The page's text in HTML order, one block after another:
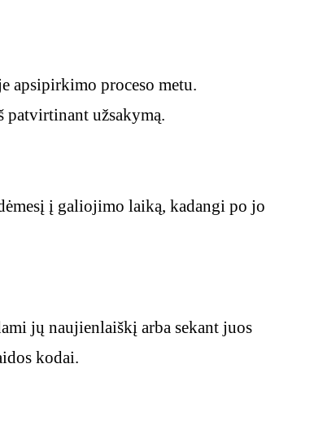
apsipirkimo proceso metu.
patvirtinant užsakymą.
į galiojimo laiką, kadangi po jo
jų naujienlaiškį arba sekant juos
kodai.